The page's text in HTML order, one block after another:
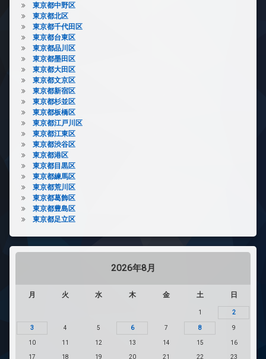
東京都中野区
東京都北区
東京都千代田区
東京都台東区
東京都品川区
東京都墨田区
東京都大田区
東京都文京区
東京都新宿区
東京都杉並区
東京都板橋区
東京都江戸川区
東京都江東区
東京都渋谷区
東京都港区
東京都目黒区
東京都練馬区
東京都荒川区
東京都葛飾区
東京都豊島区
東京都足立区
2026年8月
月 火 水 木 金 土 日
1 2
3 4 5 6 7 8 9
10 11 12 13 14 15 16
17 18 19 20 21 22 23